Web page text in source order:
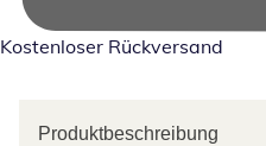
Kostenloser Rückversand
Produktbeschreibung